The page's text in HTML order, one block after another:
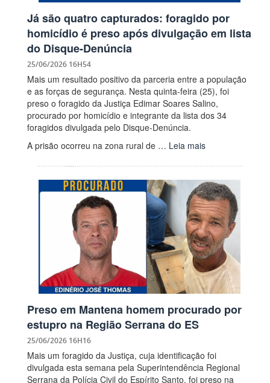
Já são quatro capturados: foragido por
homicídio é preso após divulgação em lista
do Disque-Denúncia
25/06/2026 16H54
Mais um resultado positivo da parceria entre a população
e as forças de segurança. Nesta quinta-feira (25), foi
preso o foragido da Justiça Edimar Soares Salino,
procurado por homicídio e integrante da lista dos 34
foragidos divulgada pelo Disque-Denúncia.
A prisão ocorreu na zona rural de … Leia mais
Preso em Mantena homem procurado por
estupro na Região Serrana do ES
25/06/2026 16H16
Mais um foragido da Justiça, cuja identificação foi
divulgada esta semana pela Superintendência Regional
Serrana da Polícia Civil do Espírito Santo, foi preso na